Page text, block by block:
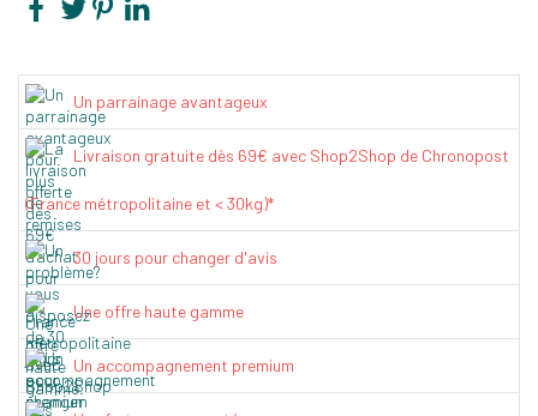
Un parrainage avantageux
Livraison gratuite dès 69€ avec Shop2Shop de Chronopost
(France métropolitaine et < 30kg)*
30 jours pour changer d'avis
Une offre haute gamme
Un accompagnement premium